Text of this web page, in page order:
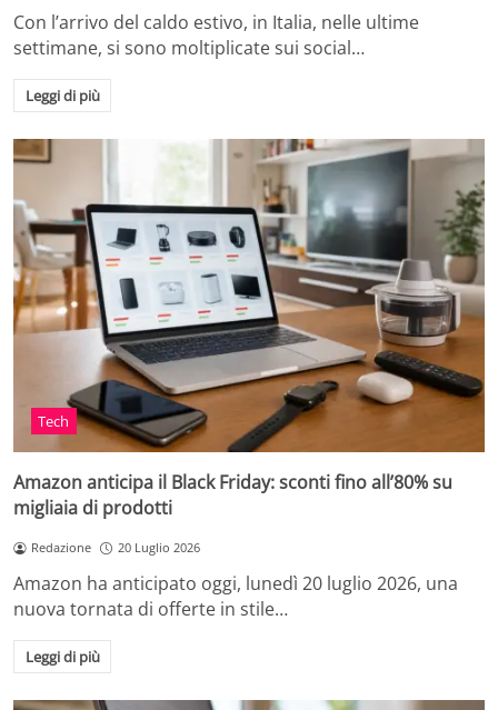
Con l’arrivo del caldo estivo, in Italia, nelle ultime
settimane, si sono moltiplicate sui social…
Leggi di più
Tech
Amazon anticipa il Black Friday: sconti fino all’80% su
migliaia di prodotti
Redazione 20 Luglio 2026
Amazon ha anticipato oggi, lunedì 20 luglio 2026, una
nuova tornata di offerte in stile…
Leggi di più